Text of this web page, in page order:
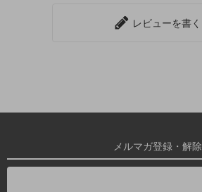
レビューを書く
メルマガ登録・解除